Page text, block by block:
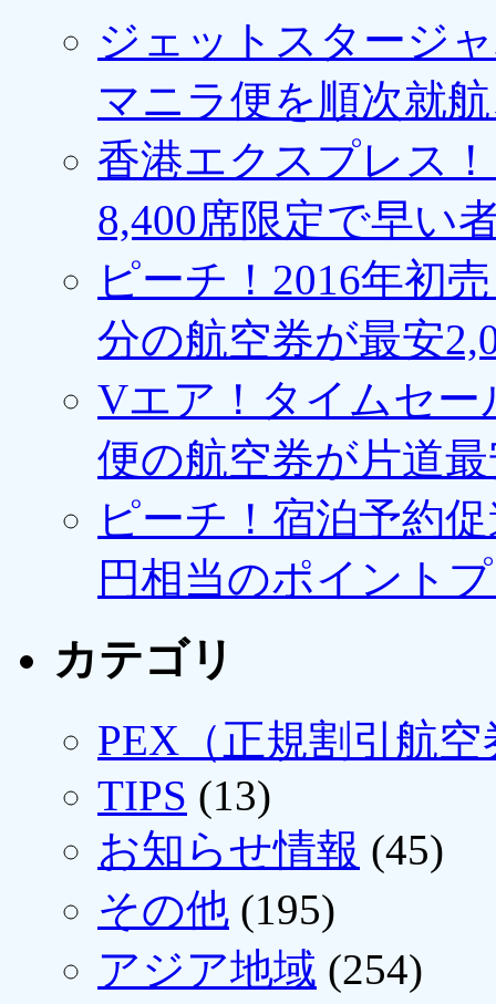
ジェットスタージ
マニラ便を順次就
香港エクスプレス
8,400席限定で早い
ピーチ！2016年初
分の航空券が最安
Vエア！タイムセー
便の航空券が片道最
ピーチ！宿泊予約
円相当のポイント
カテゴリ
PEX（正規割引航空
TIPS (13)
お知らせ情報 (45)
その他 (195)
アジア地域 (254)